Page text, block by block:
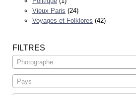
Vieux Paris (24)
Voyages et Folklores (42)
FILTRES
Photographe
Pays